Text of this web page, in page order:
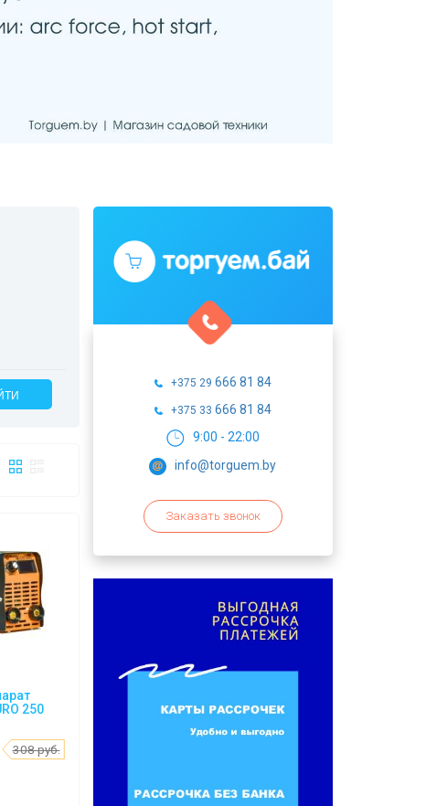
250
308 руб.
+375 29 666 81 84
+375 33 666 81 84
9:00 - 22:00
info@torguem.by
Заказать звонок